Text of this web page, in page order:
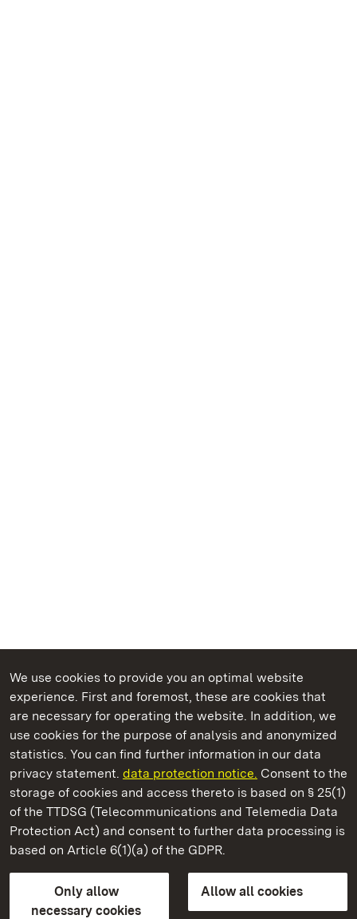
We use cookies to provide you an optimal website
experience. First and foremost, these are cookies that
are necessary for operating the website. In addition, we
use cookies for the purpose of analysis and anonymized
statistics. You can find further information in our data
privacy statement. data protection notice. Consent to the
storage of cookies and access thereto is based on § 25(1)
of the TTDSG (Telecommunications and Telemedia Data
Protection Act) and consent to further data processing is
based on Article 6(1)(a) of the GDPR.
Only allow
necessary cookies
Allow all cookies
State Palaces and Gardens of Baden-Wuerttemberg
Ludwigsburg Residential Palace
State Palaces and Gardens of Baden-Wuerttemberg
Contact usFAQMasthead